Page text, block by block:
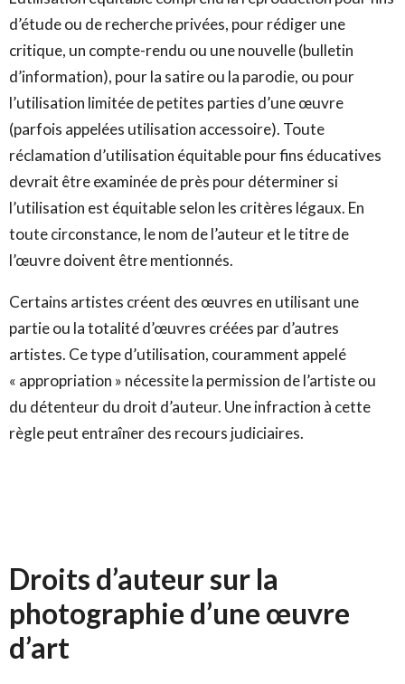
d’étude ou de recherche privées, pour rédiger une
critique, un compte-rendu ou une nouvelle (bulletin
d’information), pour la satire ou la parodie, ou pour
l’utilisation limitée de petites parties d’une œuvre
(parfois appelées utilisation accessoire). Toute
réclamation d’utilisation équitable pour fins éducatives
devrait être examinée de près pour déterminer si
l’utilisation est équitable selon les critères légaux. En
toute circonstance, le nom de l’auteur et le titre de
l’œuvre doivent être mentionnés.
Certains artistes créent des œuvres en utilisant une
partie ou la totalité d’œuvres créées par d’autres
artistes. Ce type d’utilisation, couramment appelé
« appropriation » nécessite la permission de l’artiste ou
du détenteur du droit d’auteur. Une infraction à cette
règle peut entraîner des recours judiciaires.
Droits d’auteur sur la
photographie d’une œuvre
d’art